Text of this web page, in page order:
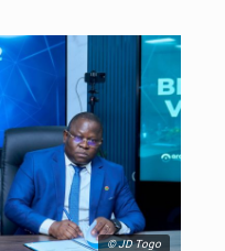
© JD Togo